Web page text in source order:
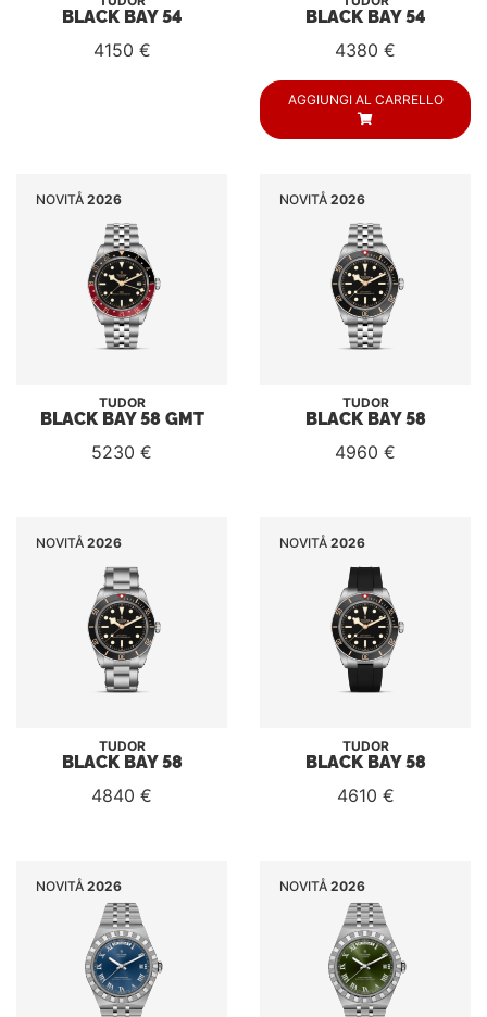
BLACK BAY 54
4150 €
BLACK BAY 54
4380 €
AGGIUNGI AL CARRELLO
NOVITÅ 2026
TUDOR
BLACK BAY 58 GMT
5230 €
NOVITÅ 2026
TUDOR
BLACK BAY 58
4960 €
NOVITÅ 2026
TUDOR
BLACK BAY 58
4840 €
NOVITÅ 2026
TUDOR
BLACK BAY 58
4610 €
NOVITÅ 2026 NOVITÅ 2026